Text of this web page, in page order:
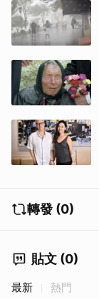
轉發 (0)
貼文 (0)
最新 熱門